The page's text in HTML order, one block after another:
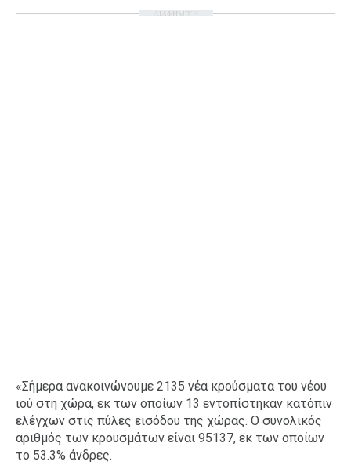
ΔΙΑΦΗΜΙΣΗ
«Σήμερα ανακοινώνουμε 2135 νέα κρούσματα του νέου
ιού στη χώρα, εκ των οποίων 13 εντοπίστηκαν κατόπιν
ελέγχων στις πύλες εισόδου της χώρας. Ο συνολικός
αριθμός των κρουσμάτων είναι 95137, εκ των οποίων
το 53.3% άνδρες.